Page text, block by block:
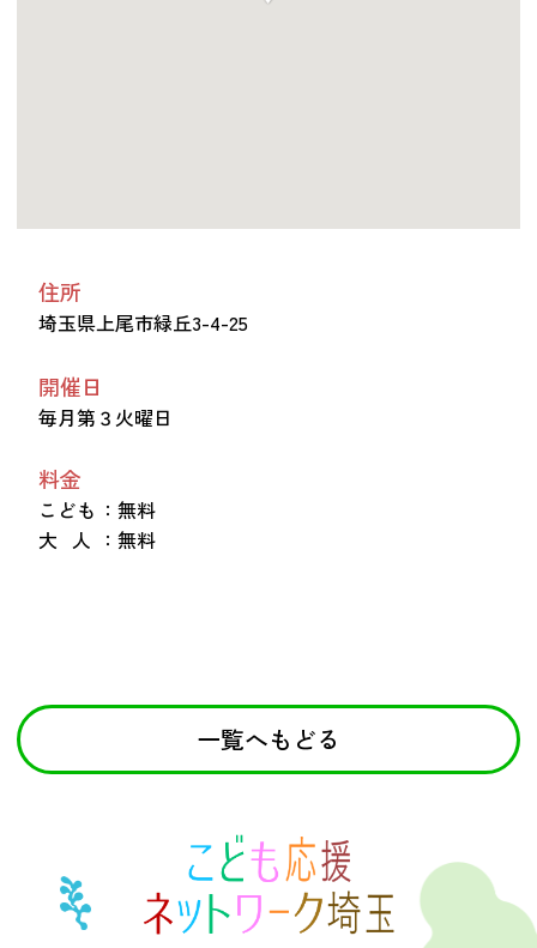
住所
埼玉県上尾市緑丘3-4-25
開催日
毎月第３火曜日
料金
こども ：無料
大 人 ：無料
一覧へもどる